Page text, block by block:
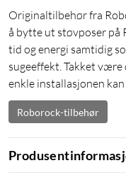
Originaltilbehør fra
å bytte ut støvposer på
tid og energi samtidig
sugeeffekt. Takket
enkle installasjonen
Roborock-tilbehør